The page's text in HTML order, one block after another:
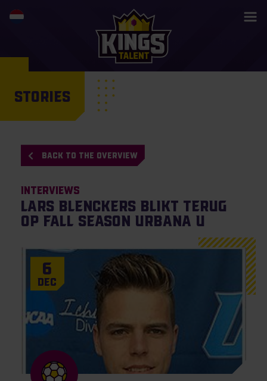
STORIES
BACK TO THE OVERVIEW
Interviews
Lars Blenckers blikt terug
op fall season Urbana U
6
Dec